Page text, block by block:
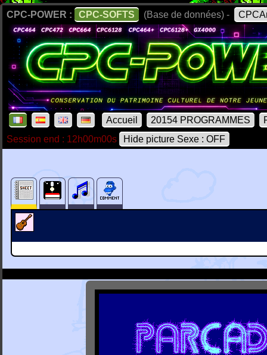
CPC-POWER : CPC-SOFTS (Base de données) -
Accueil 20154 PROGRAMMES
Session end : 12h00m00s
Hide picture Sexe : OFF